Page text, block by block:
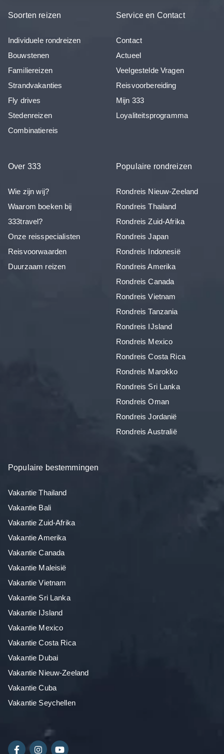
Soorten reizen
Individuele rondreizen
Bouwstenen
Familiereizen
Strandvakanties
Fly drives
Stedenreizen
Combinatiereis
Service en Contact
Contact
Actueel
Veelgestelde Vragen
Reisvoorbereiding
Mijn 333
Loyaliteitsprogramma
Over 333
Wie zijn wij?
Waarom boeken bij
333travel?
Onze reisspecialisten
Reisvoorwaarden
Duurzaam reizen
Populaire rondreizen
Rondreis Nieuw-Zeeland
Rondreis Thailand
Rondreis Zuid-Afrika
Rondreis Japan
Rondreis Indonesië
Rondreis Amerika
Rondreis Canada
Rondreis Vietnam
Rondreis Tanzania
Rondreis IJsland
Rondreis Mexico
Rondreis Costa Rica
Rondreis Marokko
Rondreis Sri Lanka
Rondreis Oman
Rondreis Jordanië
Rondreis Australië
Populaire bestemmingen
Vakantie Thailand
Vakantie Bali
Vakantie Zuid-Afrika
Vakantie Amerika
Vakantie Canada
Vakantie Maleisië
Vakantie Vietnam
Vakantie Sri Lanka
Vakantie IJsland
Vakantie Mexico
Vakantie Costa Rica
Vakantie Dubai
Vakantie Nieuw-Zeeland
Vakantie Cuba
Vakantie Seychellen